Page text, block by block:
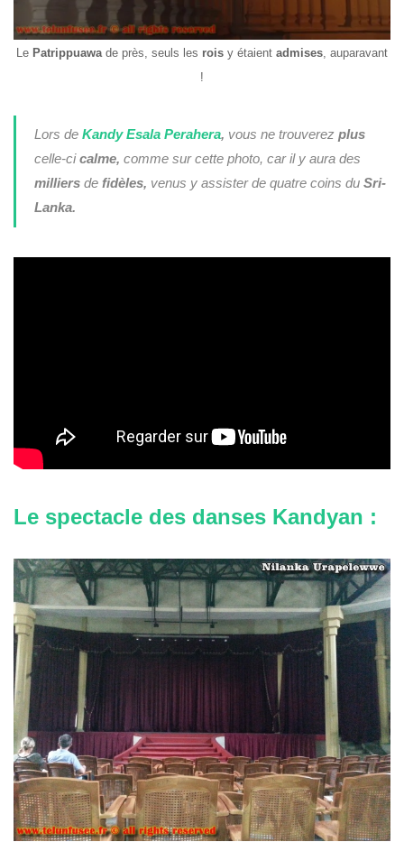
Le Patrippuawade près, seuls les rois y étaient admises, auparavant
!
Lors de Kandy Esala Perahera, vous ne trouverez plus
celle-cicalme, comme sur cette photo, car il y aura des
milliersde fidèles, venus y assister de quatre coins du Sri-
Lanka.
Le spectacle des danses Kandyan :